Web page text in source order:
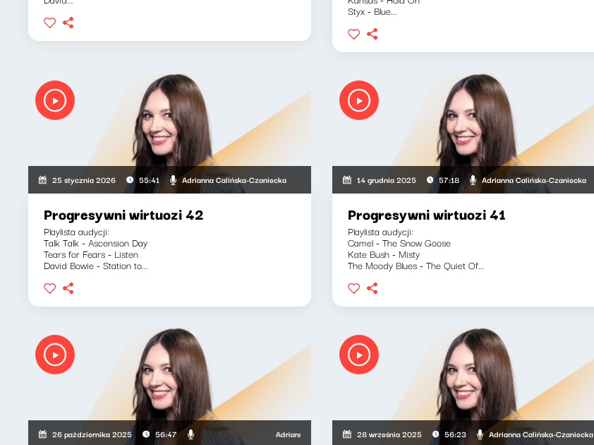
Styx - Blue...
25 stycznia 2026 55:41 Adrianna Calińska-Czaniecka
Progresywni wirtuozi 42
Playlista audycji:
Talk Talk - Ascension Day
Tears for Fears - Listen
David Bowie - Station to...
14 grudnia 2025 57:18 Adrianna Calińska-Czaniecka
Progresywni wirtuozi 41
Playlista audycji:
Camel - The Snow Goose
Kate Bush - Misty
The Moody Blues - The Quiet Of...
26 października 2025 56:47 Adrianna Calińska-Czaniecka28 września 2025 56:23 Adrianna Calińska-Czaniecka